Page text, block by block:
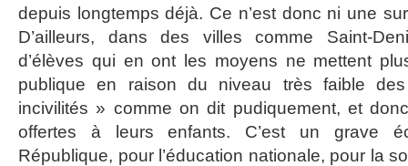
depuis longtemps déjà. Ce n’est donc ni une
D’ailleurs, dans des villes comme Saint-
d’élèves qui en ont les moyens ne mettent
publique en raison du niveau très faible
incivilités » comme on dit pudiquement, et
offertes à leurs enfants. C’est un grave
République, pour l’éducation nationale, pour la